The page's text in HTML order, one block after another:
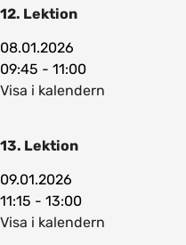
12. Lektion
08.01.2026
09:45 - 11:00
Visa i kalendern
13. Lektion
09.01.2026
11:15 - 13:00
Visa i kalendern